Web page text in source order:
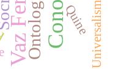
Ontología Quine